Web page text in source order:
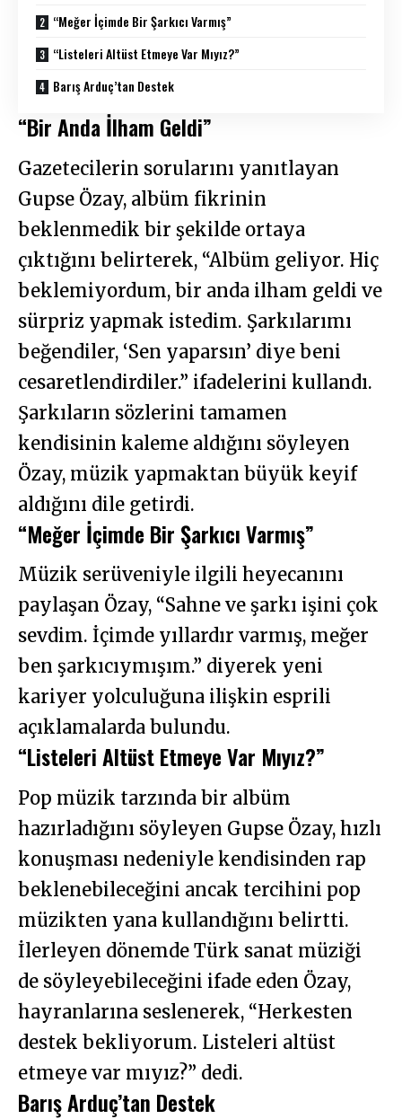
“Meğer İçimde Bir Şarkıcı Varmış”
“Listeleri Altüst Etmeye Var Mıyız?”
Barış Arduç’tan Destek
“Bir Anda İlham Geldi”
Gazetecilerin sorularını yanıtlayan
Gupse Özay, albüm fikrinin
beklenmedik bir şekilde ortaya
çıktığını belirterek, “Albüm geliyor. Hiç
beklemiyordum, bir anda ilham geldi ve
sürpriz yapmak istedim. Şarkılarımı
beğendiler, ‘Sen yaparsın’ diye beni
cesaretlendirdiler.” ifadelerini kullandı.
Şarkıların sözlerini tamamen
kendisinin kaleme aldığını söyleyen
Özay, müzik yapmaktan büyük keyif
aldığını dile getirdi.
“Meğer İçimde Bir Şarkıcı Varmış”
Müzik serüveniyle ilgili heyecanını
paylaşan Özay, “Sahne ve şarkı işini çok
sevdim. İçimde yıllardır varmış, meğer
ben şarkıcıymışım.” diyerek yeni
kariyer yolculuğuna ilişkin esprili
açıklamalarda bulundu.
“Listeleri Altüst Etmeye Var Mıyız?”
Pop müzik tarzında bir albüm
hazırladığını söyleyen Gupse Özay, hızlı
konuşması nedeniyle kendisinden rap
beklenebileceğini ancak tercihini pop
müzikten yana kullandığını belirtti.
İlerleyen dönemde Türk sanat müziği
de söyleyebileceğini ifade eden Özay,
hayranlarına seslenerek, “Herkesten
destek bekliyorum. Listeleri altüst
etmeye var mıyız?” dedi.
Barış Arduç’tan Destek